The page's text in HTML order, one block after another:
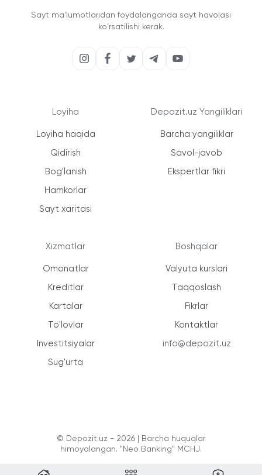
Sayt ma'lumotlaridan foydalanganda sayt havolasi
ko'rsatilishi kerak.
Loyiha
Loyiha haqida
Qidirish
Bog'lanish
Hamkorlar
Sayt xaritasi
Xizmatlar
Omonatlar
Kreditlar
Kartalar
To'lovlar
Investitsiyalar
Sug'urta
Depozit.uz Yangiliklari
Barcha yangiliklar
Savol-javob
Ekspertlar fikri
Boshqalar
Valyuta kurslari
Taqqoslash
Fikrlar
Kontaktlar
info@depozit.uz
© Depozit.uz - 2026 | Barcha huquqlar
himoyalangan. "Neo Banking" MCHJ.